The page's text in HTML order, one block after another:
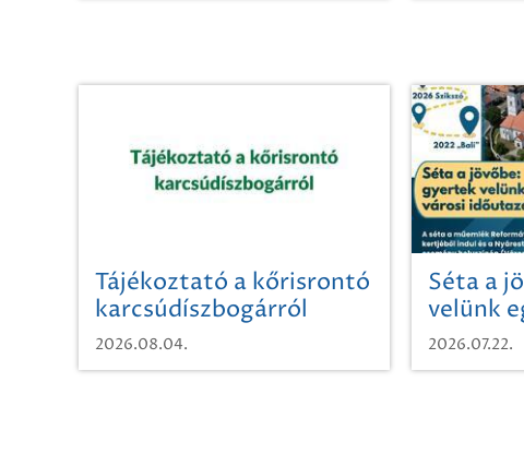
Tájékoztató a kőrisrontó
karcsúdíszbogárról
2026.08.04.
Séta a
velünk
2026.07.22.